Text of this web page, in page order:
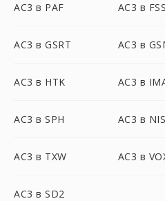
AC3 в PAF AC3 в
AC3 в GSRT AC3 в
AC3 в HTK AC3 в
AC3 в SPH AC3 в
AC3 в TXW AC3 в
AC3 в SD2